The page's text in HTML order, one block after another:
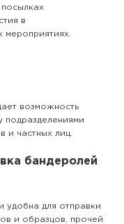
посылках
в
мероприятиях.
возможность
подразделениями
и частных лиц.
бандеролей
удобна для отправки
и образцов, прочей